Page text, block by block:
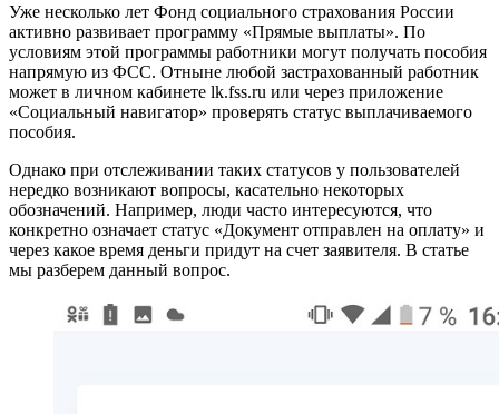
Уже несколько лет Фонд социального страхования России
активно развивает программу «Прямые выплаты». По
условиям этой программы работники могут получать пособия
напрямую из ФСС. Отныне любой застрахованный работник
может в личном кабинете lk.fss.ru или через приложение
«Социальный навигатор» проверять статус выплачиваемого
пособия.
Однако при отслеживании таких статусов у пользователей
нередко возникают вопросы, касательно некоторых
обозначений. Например, люди часто интересуются, что
конкретно означает статус «Документ отправлен на оплату» и
через какое время деньги придут на счет заявителя. В статье
мы разберем данный вопрос.